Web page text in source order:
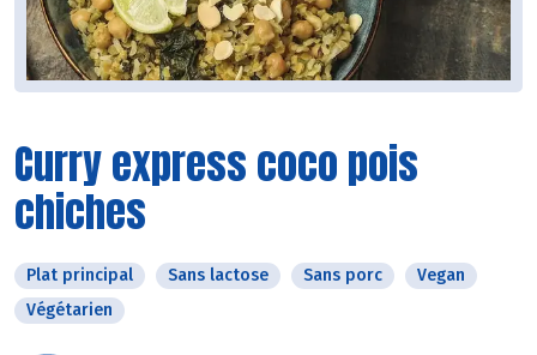
Curry express coco pois
chiches
Plat principal Sans lactose Sans porc
Vegan
Végétarien